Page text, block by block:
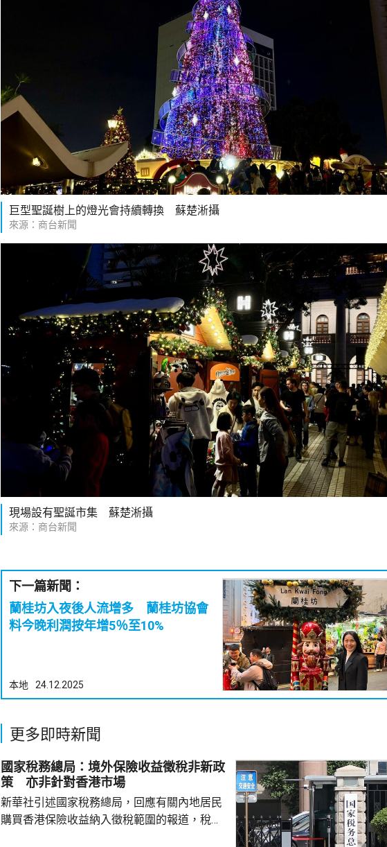
巨型聖誕樹上的燈光會持續轉換 蘇楚淅攝
來源：商台新聞
現場設有聖誕市集 蘇楚淅攝
來源：商台新聞
下一篇新聞：
蘭桂坊入夜後人流增多 蘭桂坊協會
料今晚利潤按年增5％至10%
本地 24.12.2025
更多即時新聞
國家稅務總局：境外保險收益徵稅非新政
策 亦非針對香港市場
新華社引述國家稅務總局，回應有關內地居民
購買香港保險收益納入徵稅範圍的報道，稅務